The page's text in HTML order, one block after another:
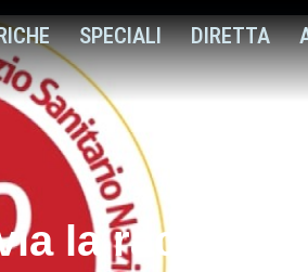
SPECIALI DIRETTA
la raccolta